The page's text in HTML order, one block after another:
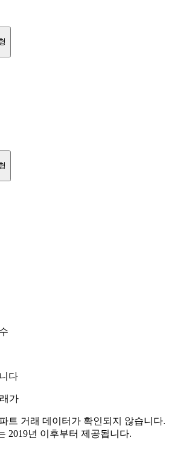
다
가
트 거래 데이터가 확인되지 않습니다.
2019년 이후부터 제공됩니다.